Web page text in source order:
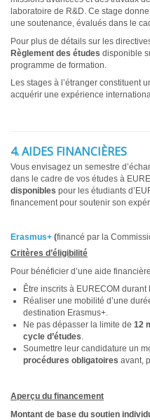
laboratoire de R&D. Ce stage
une soutenance, évalués dans le
Pour plus de détails sur les
Règlement des études disponible
programme de formation.
Les stages à l’étranger constituent
acquérir une expérience
4. AIDES FINANCIÈRES
Vous envisagez un semestre
dans le cadre de vos études à
disponibles pour les étudiants
financement pour soutenir son
Erasmus+ (financé par la
Critères d’éligibilité
Pour bénéficier d’une aide
Être inscrits à EURECOM
Réaliser une mobilité d’une
destination Erasmus+.
Ne pas dépasser la limite de 12
cycle d’études.
Soumettre leur candidature un
procédures obligatoires avant,
Aperçu du financement
Montant de base du soutien